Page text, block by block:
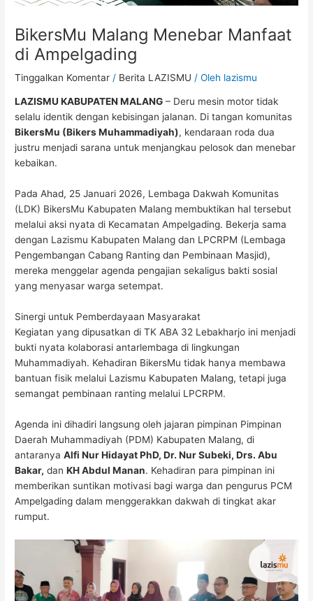
BikersMu Malang Menebar Manfaat
di Ampelgading
Tinggalkan Komentar / Berita LAZISMU / Oleh lazismu
LAZISMU KABUPATEN MALANG – Deru mesin motor tidak
selalu identik dengan kebisingan jalanan. Di tangan komunitas
BikersMu (Bikers Muhammadiyah), kendaraan roda dua
justru menjadi sarana untuk menjangkau pelosok dan menebar
kebaikan.
Pada Ahad, 25 Januari 2026, Lembaga Dakwah Komunitas
(LDK) BikersMu Kabupaten Malang membuktikan hal tersebut
melalui aksi nyata di Kecamatan Ampelgading. Bekerja sama
dengan Lazismu Kabupaten Malang dan LPCRPM (Lembaga
Pengembangan Cabang Ranting dan Pembinaan Masjid),
mereka menggelar agenda pengajian sekaligus bakti sosial
yang menyasar warga setempat.
Sinergi untuk Pemberdayaan Masyarakat
Kegiatan yang dipusatkan di TK ABA 32 Lebakharjo ini menjadi
bukti nyata kolaborasi antarlembaga di lingkungan
Muhammadiyah. Kehadiran BikersMu tidak hanya membawa
bantuan fisik melalui Lazismu Kabupaten Malang, tetapi juga
semangat pembinaan ranting melalui LPCRPM.
Agenda ini dihadiri langsung oleh jajaran pimpinan Pimpinan
Daerah Muhammadiyah (PDM) Kabupaten Malang, di
antaranyaAlfi Nur Hidayat PhD, Dr. Nur Subeki, Drs. Abu
Bakar, danKH Abdul Manan. Kehadiran para pimpinan ini
memberikan suntikan motivasi bagi warga dan pengurus PCM
Ampelgading dalam menggerakkan dakwah di tingkat akar
rumput.